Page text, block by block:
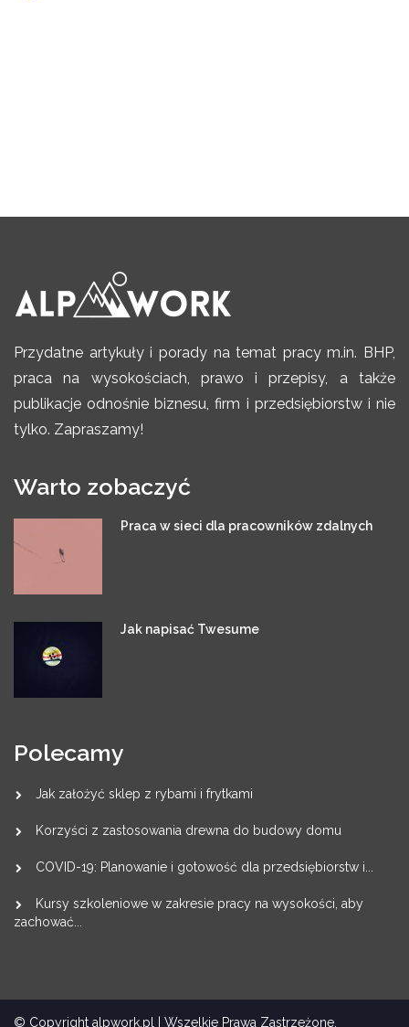
Przydatne artykuły i porady na temat pracy m.in. BHP,
praca na wysokościach, prawo i przepisy, a także
publikacje odnośnie biznesu, firm i przedsiębiorstw i nie
tylko. Zapraszamy!
Warto zobaczyć
Praca w sieci dla pracowników zdalnych
Jak napisać Twesume
Polecamy
Jak założyć sklep z rybami i frytkami
Korzyści z zastosowania drewna do budowy domu
COVID-19: Planowanie i gotowość dla przedsiębiorstw i...
Kursy szkoleniowe w zakresie pracy na wysokości, aby
zachować...
© Copyright alpwork.pl | Wszelkie Prawa Zastrzeżone.